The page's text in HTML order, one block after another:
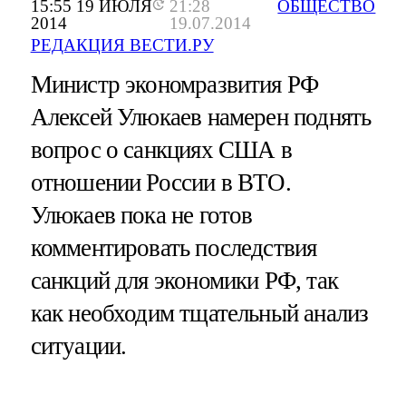
15:55 19 ИЮЛЯ
2014
21:28
19.07.2014
РЕДАКЦИЯ ВЕСТИ.РУ
ОБЩЕСТВО
Министр экономразвития РФ
Алексей Улюкаев намерен поднять
вопрос о санкциях США в
отношении России в ВТО.
Улюкаев пока не готов
комментировать последствия
санкций для экономики РФ, так
как необходим тщательный анализ
ситуации.